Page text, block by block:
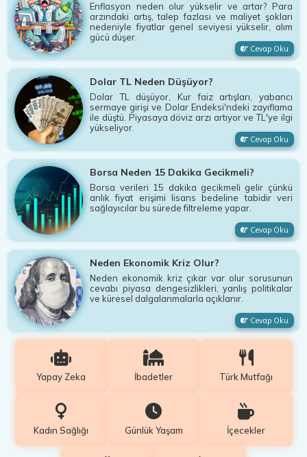
Enflasyon neden olur yükselir ve artar? Para
arzındaki artış, talep fazlası ve maliyet şokları
nedeniyle fiyatlar genel seviyesi yükselir, alım
gücü düşer.
Cevap Oku
Dolar TL Neden Düşüyor?
Dolar TL düşüyor, Kur faiz artışları, yabancı
sermaye girişi ve Dolar Endeksi'ndeki zayıflama
ile düştü. Piyasaya döviz arzı artıyor ve TL'ye ilgi
yükseliyor.
Cevap Oku
Borsa Neden 15 Dakika Gecikmeli?
Borsa verileri 15 dakika gecikmeli gelir çünkü
anlık fiyat erişimi lisans bedeline tabidir veri
sağlayıcılar bu sürede filtreleme yapar.
Cevap Oku
Neden Ekonomik Kriz Olur?
Neden ekonomik kriz çıkar var olur sorusunun
cevabı piyasa dengesizlikleri, yanlış politikalar
ve küresel dalgalanmalarla açıklanır.
Cevap Oku
Yapay Zeka İbadetler Türk Mutfağı
Kadın Sağlığı Günlük Yaşam İçecekler